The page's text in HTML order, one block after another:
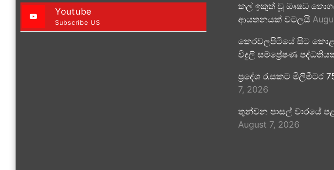
Youtube
Subscribe US
කල් ඉකුත් වූ ඖෂධ
ආයතනයක් වටලයි
කෙරවලපිටියේ සිට
විදුලි සම්ප්‍රේෂණ
ප්‍රදේශ රැසකට මිලිමීටර
7, 2026
තුන්වන පාසල් වාරයේ
August 7, 2026